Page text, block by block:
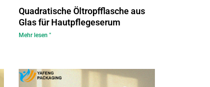
Quadratische Öltropfflasche aus
Glas für Hautpflegeserum
Mehr lesen "